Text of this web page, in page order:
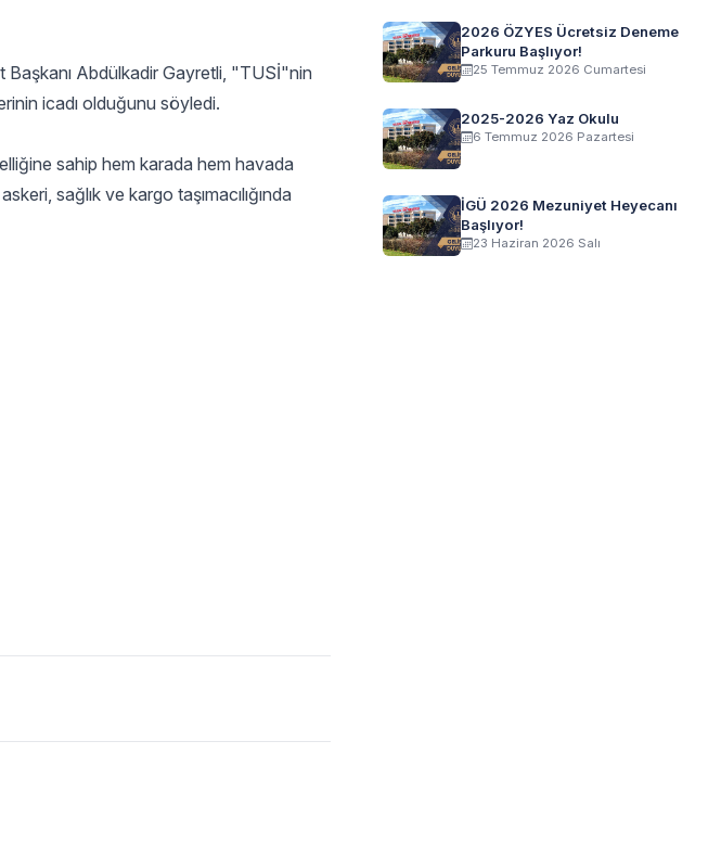
Abdülkadir Gayretli, "TUSİ"nin
icadı olduğunu söyledi.
sahip hem karada hem havada
sağlık ve kargo taşımacılığında
2026 ÖZYES Ücretsiz Deneme
Parkuru Başlıyor!
25 Temmuz 2026 Cumartesi
2025-2026 Yaz Okulu
6 Temmuz 2026 Pazartesi
İGÜ 2026 Mezuniyet Heyecanı
Başlıyor!
23 Haziran 2026 Salı